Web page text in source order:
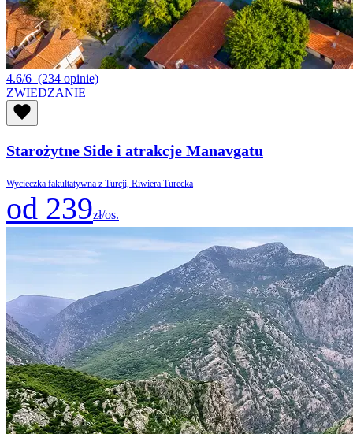
4.6/6 (234 opinie)
ZWIEDZANIE
Starożytne Side i atrakcje Manavgatu
Wycieczka fakultatywna z Turcji, Riwiera Turecka
od 239zł/os.